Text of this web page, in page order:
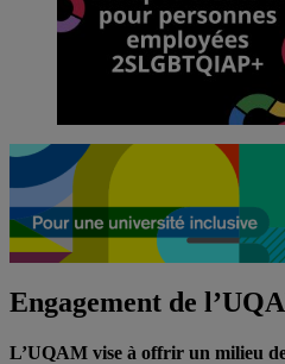
Engagement de
L’UQAM vise à offrir un milieu